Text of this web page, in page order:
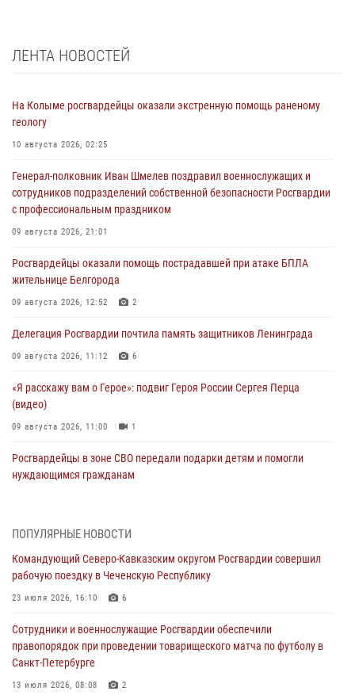
ЛЕНТА НОВОСТЕЙ
На Колыме росгвардейцы оказали экстренную помощь раненому
геологу
10 августа 2026, 02:25
Генерал-полковник Иван Шмелев поздравил военнослужащих и
сотрудников подразделений собственной безопасности Росгвардии
с профессиональным праздником
09 августа 2026, 21:01
Росгвардейцы оказали помощь пострадавшей при атаке БПЛА
жительнице Белгорода
09 августа 2026, 12:52 2
Делегация Росгвардии почтила память защитников Ленинграда
09 августа 2026, 11:12 6
«Я расскажу вам о Герое»: подвиг Героя России Сергея Перца
(видео)
09 августа 2026, 11:00 1
Росгвардейцы в зоне СВО передали подарки детям и помогли
нуждающимся гражданам
В Центральных регионах России продолжается ведомственная
09 августа 2026, 08:00
В Чеченской Республике пожарные расчеты Росгвардии и МЧС
09 августа 2026, 08:00
Лучшие футбольные команды Южного округа Росгвардии
определили на Кубани
ПОПУЛЯРНЫЕ НОВОСТИ
Командующий Северо-Кавказским округом Росгвардии совершил
рабочую поездку в Чеченскую Республику
23 июля 2026, 16:10 6
Сотрудники и военнослужащие Росгвардии обеспечили
правопорядок при проведении товарищеского матча по футболу в
Санкт-Петербурге
13 июля 2026, 08:08 2